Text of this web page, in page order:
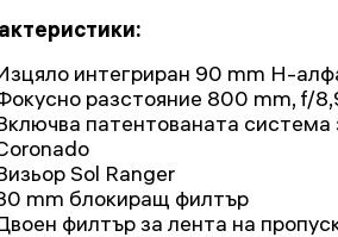
интегриран 90 mm H-
разстояние 800 mm, f/
патентованата система
Sol Ranger
mm блокиращ филтър
филтър за лента на